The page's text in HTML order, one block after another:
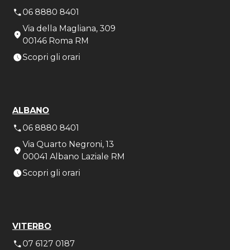
06 8880 8401
Via della Magliana, 309
00146 Roma RM
Scopri gli orari
ALBANO
06 8880 8401
Via Quarto Negroni, 13
00041 Albano Laziale RM
Scopri gli orari
VITERBO
07 6127 0187